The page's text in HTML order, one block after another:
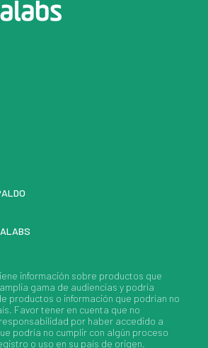
información sobre productos que
gama de audiencias y podría
productos o información que podrían no
Favor tener en cuenta que no
por haber accedido a
podría no cumplir con algún proceso
o uso en su país de origen.